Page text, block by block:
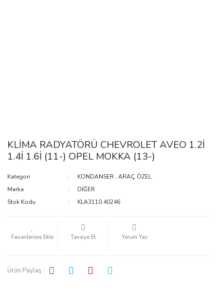
KLİMA RADYATÖRÜ CHEVROLET AVEO 1.2İ
1.4İ 1.6İ (11-) OPEL MOKKA (13-)
Kategori KONDANSER ,ARAÇ ÖZEL
Marka
DİĞER
Stok Kodu
KLA3110.40246
Tavsiye Et Yorum Yaz
Ürün Paylaş :